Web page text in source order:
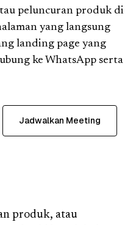
peluncuran produk di
yang langsung
landing page yang
ke WhatsApp serta
Jadwalkan Meeting
produk, atau